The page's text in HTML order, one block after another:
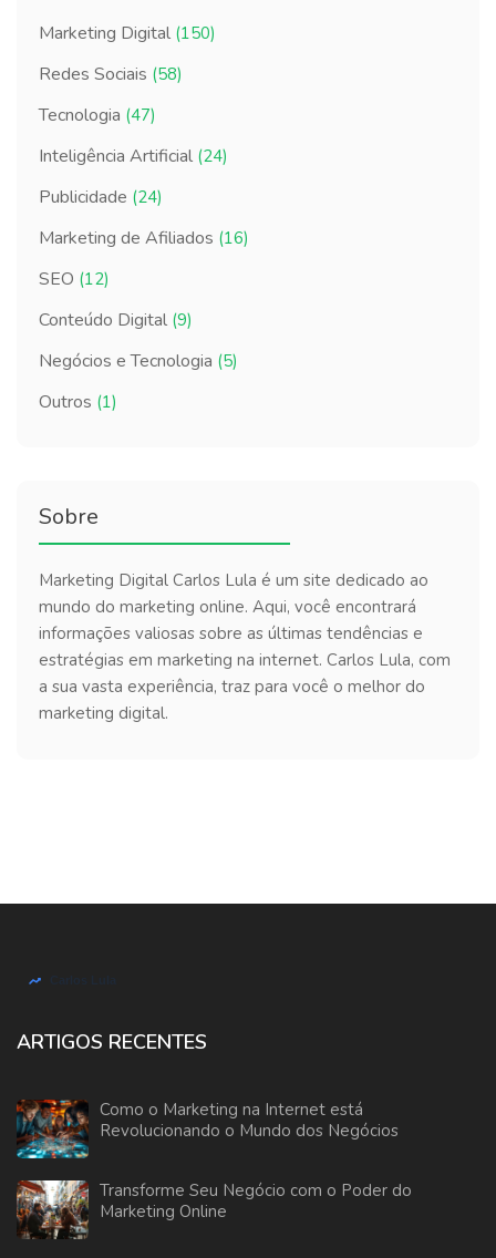
Marketing Digital (150)
Redes Sociais (58)
Tecnologia (47)
Inteligência Artificial (24)
Publicidade (24)
Marketing de Afiliados (16)
SEO (12)
Conteúdo Digital (9)
Negócios e Tecnologia (5)
Outros (1)
Sobre
Marketing Digital Carlos Lula é um site dedicado ao
mundo do marketing online. Aqui, você encontrará
informações valiosas sobre as últimas tendências e
estratégias em marketing na internet. Carlos Lula, com
a sua vasta experiência, traz para você o melhor do
marketing digital.
ARTIGOS RECENTES
Como o Marketing na Internet está
Revolucionando o Mundo dos Negócios
Transforme Seu Negócio com o Poder do
Marketing Online